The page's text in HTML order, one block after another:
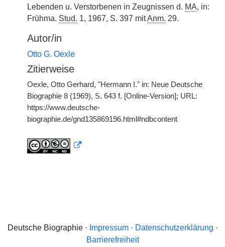
Lebenden u. Verstorbenen in Zeugnissen d. MA, in:
Frühma. Stud. 1, 1967, S. 397 mitAnm. 29.
Autor/in
Otto G. Oexle
Zitierweise
Oexle, Otto Gerhard, "Hermann I." in: Neue Deutsche
Biographie 8 (1969), S. 643 f. [Online-Version]; URL:
https://www.deutsche-
biographie.de/gnd135869196.html#ndbcontent
Deutsche Biographie · Impressum· Datenschutzerklärung ·
Barrierefreiheit